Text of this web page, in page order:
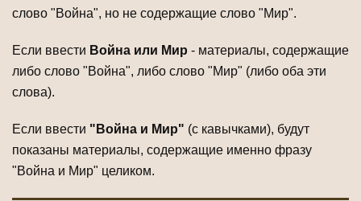
слово "Война", но не содержащие слово "Мир".
Если ввести Война или Мир - материалы, содержащие
либо слово "Война", либо слово "Мир" (либо оба эти
слова).
Если ввести "Война и Мир" (с кавычками), будут
показаны материалы, содержащие именно фразу
"Война и Мир" целиком.